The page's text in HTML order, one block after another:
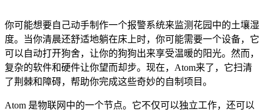
你可能想要自己动手制作一个报警系统来监测花园中的土壤湿
度。当你清晨还舒适地躺在床上时，你可能需要一个设备，它
可以自动打开狗舍，让你的狗狗出来享受温暖的阳光。然而，
复杂的软件和硬件让你望而却步。现在，Atom来了，它扫清
了荆棘和障碍，帮助你完成这些奇妙的自制项目。
Atom 是物联网中的一个节点。它不仅可以独立工作，还可以